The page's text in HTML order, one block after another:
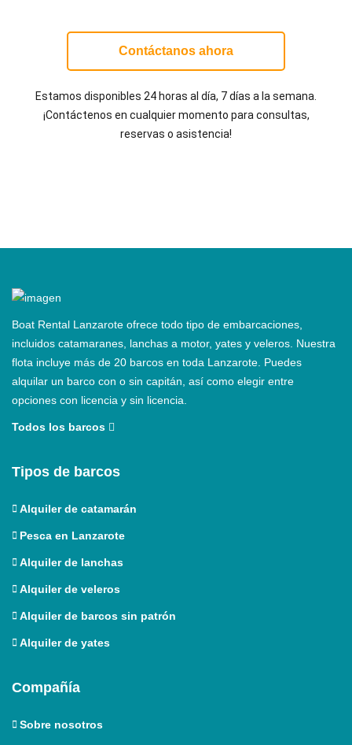
Contáctanos ahora
Estamos disponibles 24 horas al día, 7 días a la semana.
¡Contáctenos en cualquier momento para consultas,
reservas o asistencia!
Boat Rental Lanzarote ofrece todo tipo de embarcaciones,
incluidos catamaranes, lanchas a motor, yates y veleros. Nuestra
flota incluye más de 20 barcos en toda Lanzarote. Puedes
alquilar un barco con o sin capitán, así como elegir entre
opciones con licencia y sin licencia.
Todos los barcos
Tipos de barcos
Alquiler de catamarán
Pesca en Lanzarote
Alquiler de lanchas
Alquiler de veleros
Alquiler de barcos sin patrón
Alquiler de yates
Compañía
Sobre nosotros